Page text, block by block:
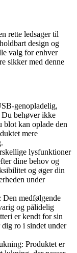
rette ledsager til
design og
valg for enhver
sikker med denne
genopladelig,
behøver ikke
blot kan oplade den
mere
lysfunktioner
dine behov og
og øger din
under
medfølgende
og pålidelig
er kendt for sin
ro i sindet under
Produktet er